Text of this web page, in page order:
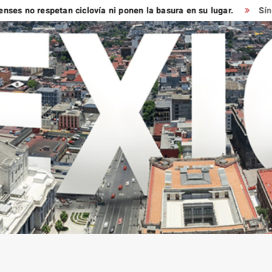
ciclovía ni ponen la basura en su lugar. Síndico